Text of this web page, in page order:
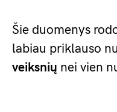
Šie duomenys
labiau priklauso
veiksnių nei vien